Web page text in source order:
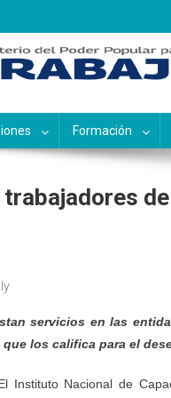
de
Formación
servicios en las
los califica para el
Instituto Nacional de